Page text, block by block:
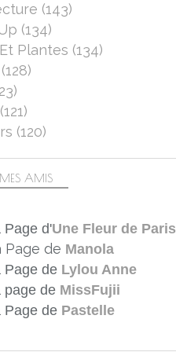
(143)
(134)
Plantes (134)
(128)
(121)
(120)
AMIS
Page d'Une Fleur de Paris
Page de Manola
Page de Lylou Anne
page de MissFujii
Page de Pastelle